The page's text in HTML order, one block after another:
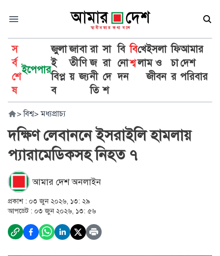
স
র্ব
শে
ষ
ইপেপার
জুলা
ই
বিপ্ল
ব
জা
তী
য়
বা
ণি
জ্য
রা
জ
নী
তি
সা
রা
দে
শ
বি
নো
দন
বি
শ্ব
খে
লা
ইসলা
ম ও
জীবন
ফি
চা
র
আমার
দেশ
পরিবার
> বিশ্ব> মধ্যপ্রাচ্য
দক্ষিণ লেবাননে ইসরাইলি হামলায়
প্যারামেডিকসহ নিহত ৭
আমার দেশ অনলাইন
প্রকাশ : ০৩ জুন ২০২৬, ১৩: ২৯
আপডেট : ০৩ জুন ২০২৬, ১৩: ৫৬